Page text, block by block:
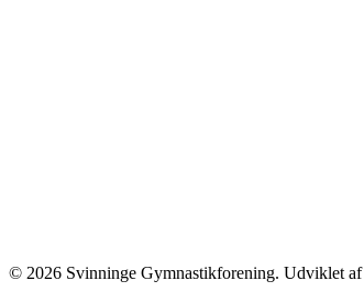
© 2026 Svinninge Gymnastikforening. Udviklet af